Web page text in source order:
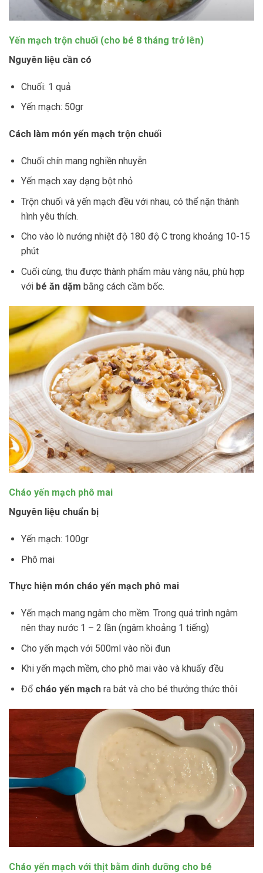
Yến mạch trộn chuối (cho bé 8 tháng trở lên)
Nguyên liệu cần có
Chuối: 1 quả
Yến mạch: 50gr
Cách làm món yến mạch trộn chuối
Chuối chín mang nghiền nhuyễn
Yến mạch xay dạng bột nhỏ
Trộn chuối và yến mạch đều với nhau, có thể nặn thành
hình yêu thích.
Cho vào lò nướng nhiệt độ 180 độ C trong khoảng 10-15
phút
Cuối cùng, thu được thành phẩm màu vàng nâu, phù hợp
với bé ăn dặm bằng cách cầm bốc.
Cháo yến mạch phô mai
Nguyên liệu chuẩn bị
Yến mạch: 100gr
Phô mai
Thực hiện món cháo yến mạch phô mai
Yến mạch mang ngâm cho mềm. Trong quá trình ngâm
nên thay nước 1 – 2 lần (ngâm khoảng 1 tiếng)
Cho yến mạch với 500ml vào nồi đun
Khi yến mạch mềm, cho phô mai vào và khuấy đều
Đổ cháo yến mạchra bát và cho bé thưởng thức thôi
Cháo yến mạch với thịt bằm dinh dưỡng cho bé